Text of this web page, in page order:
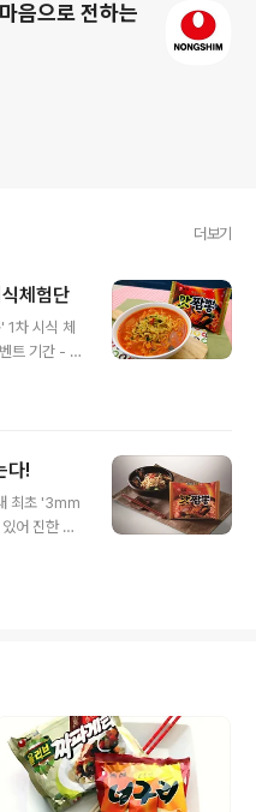
음으로 전하는
더보기
체험단
차 시식 체
트 기간 - 1
인원 40명
강정훈
하 (9710),
미정김
다!
최초 '3mm
어 진한 짬
짬뽕의 맛과
단면 사이
미엄 짬뽕
같은 탱탱한
주년을 맞
에 적용하고